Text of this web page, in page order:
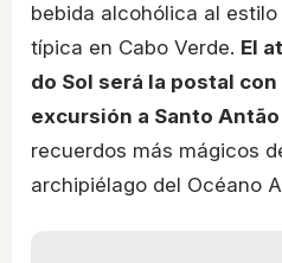
bebida alcohólica al
típica en Cabo Verde. El
do Sol será la postal
excursión a Santo Antão
recuerdos más mágicos
archipiélago del Océano